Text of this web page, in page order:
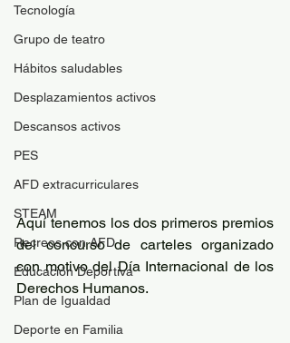
Tecnología
Grupo de teatro
Hábitos saludables
Desplazamientos activos
Descansos activos
PES
AFD extracurriculares
STEAM
Recreos con AFD
Educación Deportiva
Plan de Igualdad
Deporte en Familia
Aquí tenemos los dos primeros premios
del concurso de carteles organizado
con motivo del Día Internacional de los
Derechos Humanos.